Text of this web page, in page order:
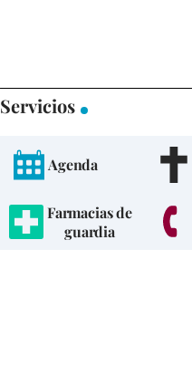
Servicios
Agenda
Farmacias de
guardia